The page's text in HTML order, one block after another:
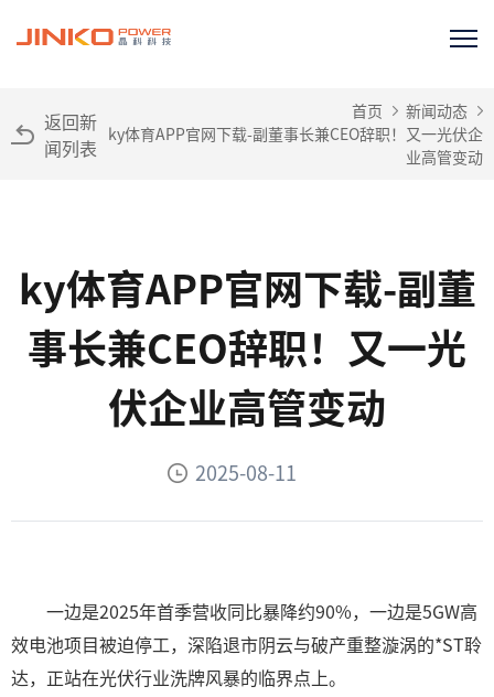
返回新
闻列表
首页
新闻动态
ky体育APP官网下载-副董事长兼CEO辞职！又一光伏企
业高管变动
ky体育APP官网下载-副董
事长兼CEO辞职！又一光
伏企业高管变动
2025-08-11
一边是2025年首季营收同比暴降约90%，一边是5GW高
效电池项目被迫停工，深陷退市阴云与破产重整漩涡的*ST聆
达，正站在光伏行业洗牌风暴的临界点上。